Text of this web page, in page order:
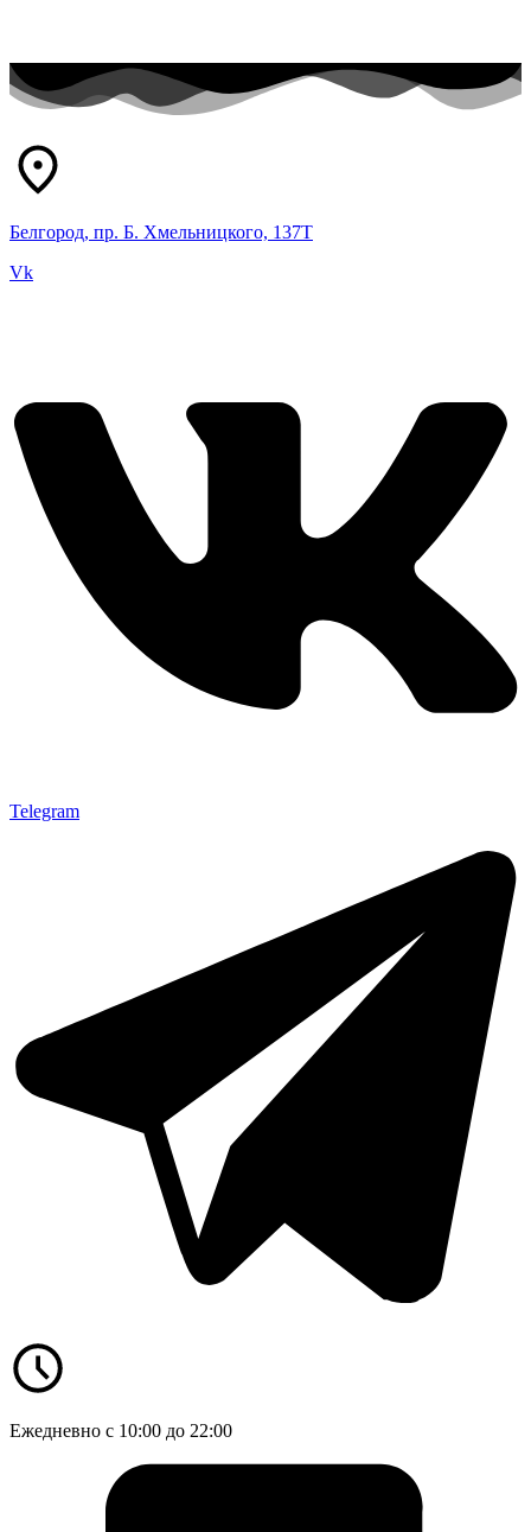
Белгород, пр. Б. Хмельницкого, 137Т
Vk
Telegram
Ежедневно с 10:00 до 22:00